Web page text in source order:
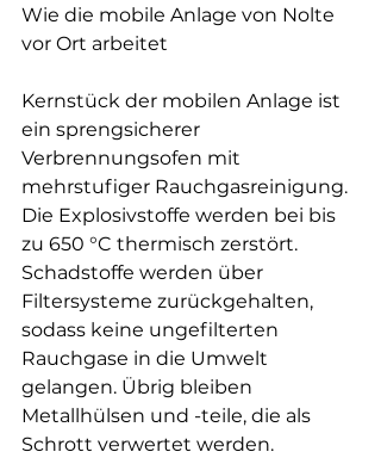
Wie die mobile Anlage von Nolte
vor Ort arbeitet
Kernstück der mobilen Anlage ist
ein sprengsicherer
Verbrennungsofen mit
mehrstufiger Rauchgasreinigung.
Die Explosivstoffe werden bei bis
zu 650 °C thermisch zerstört.
Schadstoffe werden über
Filtersysteme zurückgehalten,
sodass keine ungefilterten
Rauchgase in die Umwelt
gelangen. Übrig bleiben
Metallhülsen und -teile, die als
Schrott verwertet werden.